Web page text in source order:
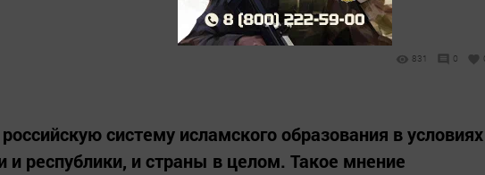
831 0
систему исламского образования в условиях
и республики, и страны в целом. Такое мнение